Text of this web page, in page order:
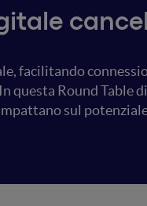
facilitando
questa Round
sul